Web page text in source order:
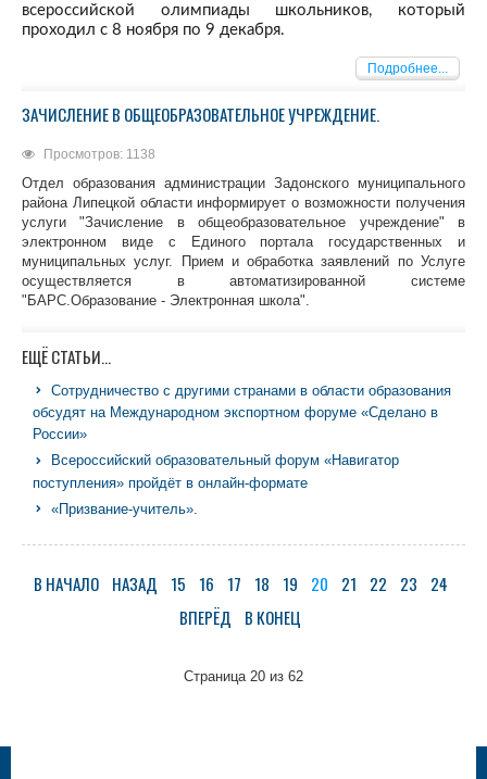
всероссийской олимпиады школьников, который
проходил с 8 ноября по 9 декабря.
Подробнее...
ЗАЧИСЛЕНИЕ В ОБЩЕОБРАЗОВАТЕЛЬНОЕ УЧРЕЖДЕНИЕ.
Просмотров: 1138
Отдел образования администрации Задонского муниципального
района Липецкой области информирует о возможности получения
услуги "Зачисление в общеобразовательное учреждение" в
электронном виде с Единого портала государственных и
муниципальных услуг. Прием и обработка заявлений по Услуге
осуществляется в автоматизированной системе
"БАРС.Образование - Электронная школа".
ЕЩЁ СТАТЬИ...
Сотрудничество с другими странами в области образования
обсудят на Международном экспортном форуме «Сделано в
России»
Всероссийский образовательный форум «Навигатор
поступления» пройдёт в онлайн-формате
«Призвание-учитель».
В НАЧАЛО НАЗАД 15 16 17 18 19 20 21 22 23
24
ВПЕРЁД
В КОНЕЦ
Страница 20 из 62